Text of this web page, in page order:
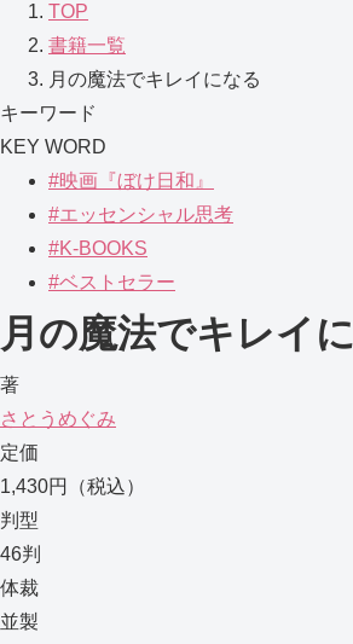
TOP
書籍一覧
月の魔法でキレイになる
キーワード
KEY WORD
#映画『ぼけ日和』
#エッセンシャル思考
#K-BOOKS
#ベストセラー
月の魔法でキレイ
著
さとうめぐみ
定価
1,430円（税込）
判型
46判
体裁
並製